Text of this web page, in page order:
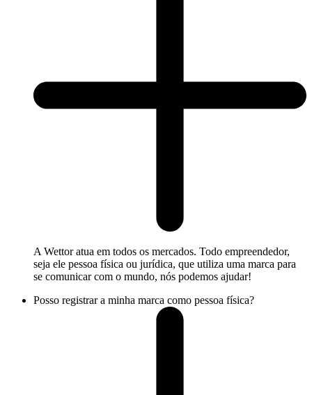
A Wettor atua em todos os mercados. Todo empreendedor,
seja ele pessoa física ou jurídica, que utiliza uma marca para
se comunicar com o mundo, nós podemos ajudar!
Posso registrar a minha marca como pessoa física?